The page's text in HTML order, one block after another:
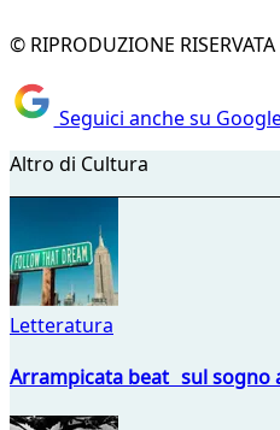
© RIPRODUZIONE RISERVATA
Seguici anche su
Altro di Cultura
Letteratura
Arrampicata beat sul sogno